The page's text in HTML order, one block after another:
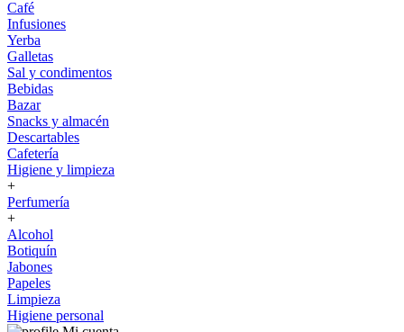
Café
Infusiones
Yerba
Galletas
Sal y condimentos
Bebidas
Bazar
Snacks y almacén
Descartables
Cafetería
Higiene y limpieza
+
Perfumería
+
Alcohol
Botiquín
Jabones
Papeles
Limpieza
Higiene personal